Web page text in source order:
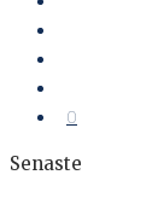
0
Senaste